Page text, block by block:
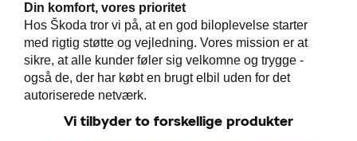
Din komfort, vores prioritet
Hos Škoda tror vi på, at en god biloplevelse starter
med rigtig støtte og vejledning. Vores mission er at
sikre, at alle kunder føler sig velkomne og trygge -
også de, der har købt en brugt elbil uden for det
autoriserede netværk.
Vi tilbyder to forskellige produkter